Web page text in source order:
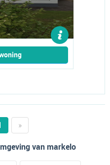
»
van markelo